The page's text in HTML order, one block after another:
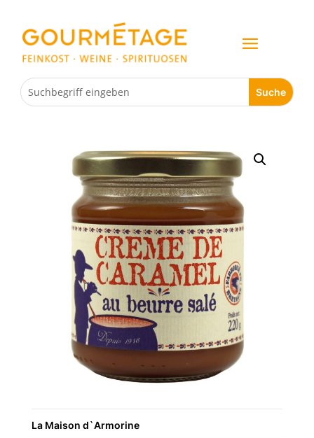
La Maison d`Armorine